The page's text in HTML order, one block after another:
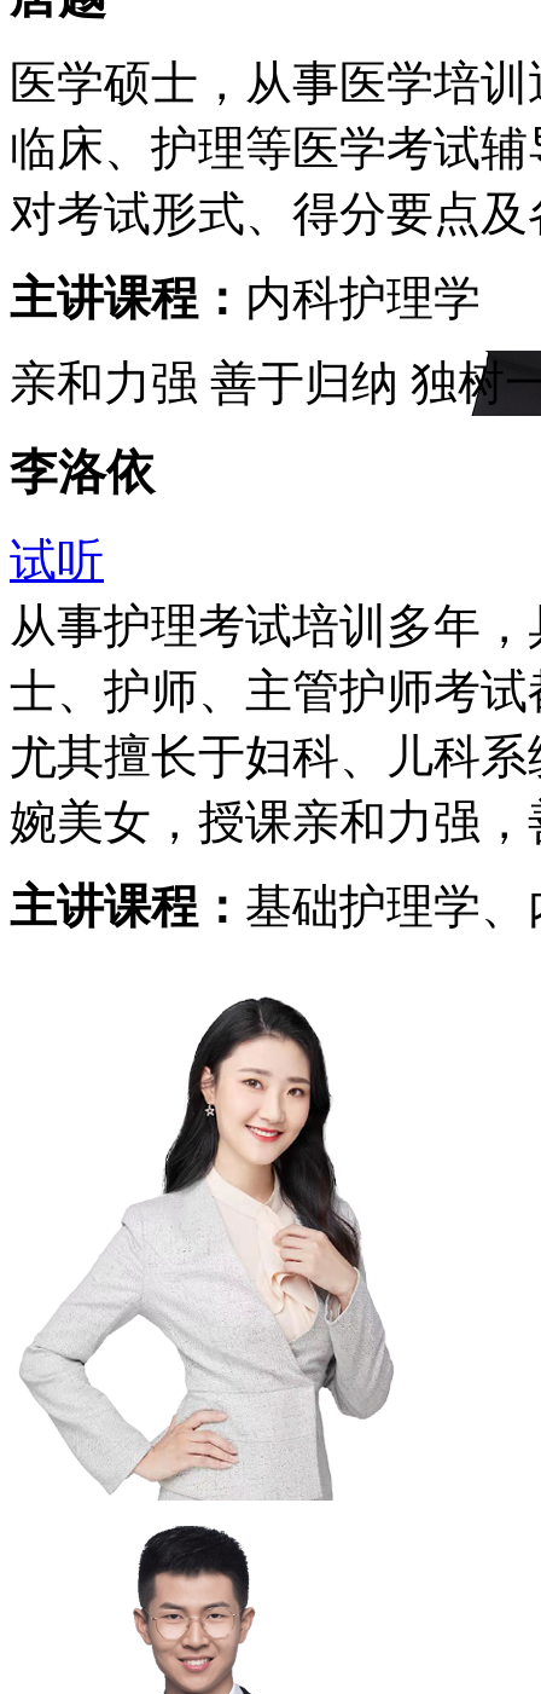
医学硕士，从事医学培
临床、护理等医学考试
对考试形式、得分要点
主讲课程： 内科护理学
亲和力强 善于归纳 独树
李洛依
试听
从事护理考试培训多年
士、护师、主管护师考
尤其擅长于妇科、儿科
婉美女，授课亲和力强
主讲课程： 基础护理学